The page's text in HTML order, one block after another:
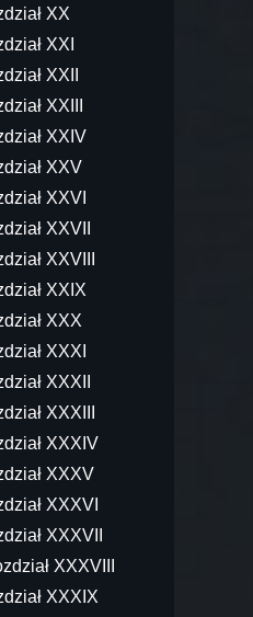
XX
XXI
XXII
XXIII
XXIV
XXV
XXVI
XXVII
XXVIII
XXIX
XXX
XXXI
XXXII
XXXIII
XXXIV
XXXV
XXXVI
XXXVII
XXXVIII
XXXIX